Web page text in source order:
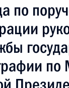
и темы
по